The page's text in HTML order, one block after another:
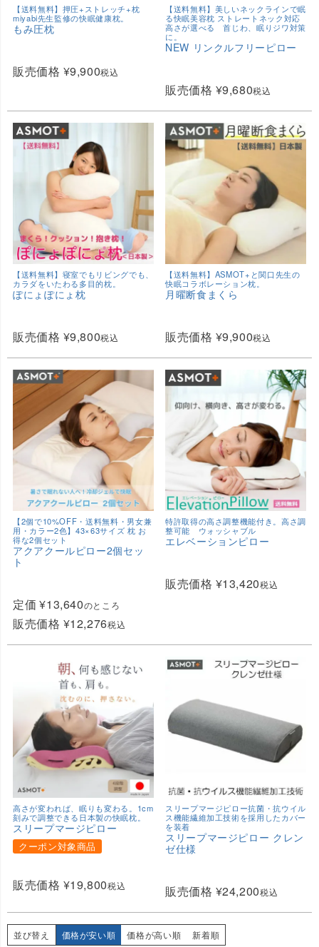
【送料無料】押圧+ストレッチ+枕
miyabi先生監修の快眠健康枕。
もみ圧枕
販売価格 ¥9,900税込
【送料無料】美しいネックラインで眠
る快眠美容枕 ストレートネック対応
高さが選べる 首じわ、眠りジワ対策
に。
NEW リンクルフリーピロー
販売価格 ¥9,680税込
【送料無料】寝室でもリビングでも、
カラダをいたわる多目的枕。
ぽにょぽにょ枕
販売価格 ¥9,800税込
【送料無料】ASMOT+と関口先生の
快眠コラボレーション枕。
月曜断食まくら
販売価格 ¥9,900税込
【2個で10%OFF・送料無料・男女兼
用・カラー2色】43×63サイズ 枕 お
得な2個セット
アクアクールピロー2個セッ
ト
定価 ¥13,640のところ
販売価格 ¥12,276税込
特許取得の高さ調整機能付き。高さ調
整可能 ウォッシャブル
エレベーションピロー
販売価格 ¥13,420税込
高さが変われば、眠りも変わる。1cm
刻みで調整できる日本製の快眠枕。
スリープマージピロー
クーポン対象商品
販売価格 ¥19,800税込
スリープマージピロー抗菌・抗ウイル
ス機能繊維加工技術を採用したカバー
を装着
スリープマージピロー クレン
ゼ仕様
販売価格 ¥24,200税込
並び替え 価格が安い順 価格が高い順 新着順